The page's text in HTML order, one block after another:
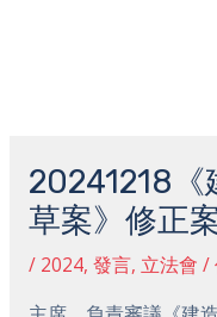
20241218《
草案》修正
/ 2024, 發言, 立法會 /